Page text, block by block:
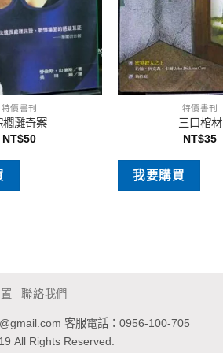
特價書刊
櫚灘奇案
NT$50
特價書刊
三口棺材
NT$35
我要購買
聯絡我們
客服電話：0956-100-705
All Rights Reserved.